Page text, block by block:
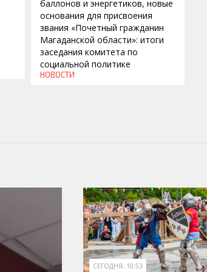
баллонов и энергетиков, новые
основания для присвоения
звания «Почетный гражданин
Магаданской области»: итоги
заседания комитета по
социальной политике
НОВОСТИ
СЕГОДНЯ, 10:53